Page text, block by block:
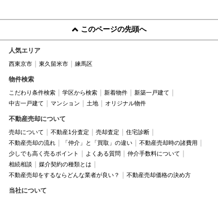
このページの先頭へ
人気エリア
西東京市 東久留米市 練馬区
物件検索
こだわり条件検索 学区から検索 新着物件
新築一戸建て
中古一戸建て
マンション 土地 オリジナル物件
不動産売却について
売却について 不動産1分査定 売却査定
住宅診断
不動産売却の流れ
「仲介」と「買取」の違い
不動産売却時の諸費用
少しでも高く売るポイント
よくある質問
仲介手数料について
相続相談
媒介契約の種類とは
不動産売却をするならどんな業者が良い？
不動産売却価格の決め方
当社について